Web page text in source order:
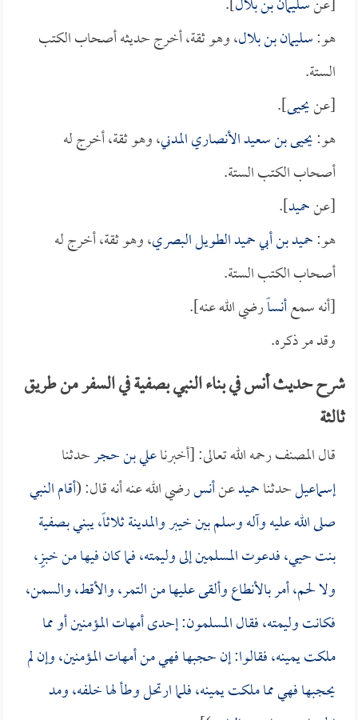
هو:سليمان بن بلال، وهو ثقة، أخرج حديثه أصحاب الكتب
الستة.
[عنيحيى].
هو:يحيى بن سعيد الأنصاري المدني، وهو ثقة، أخرج له
أصحاب الكتب الستة.
[عنحميد].
هو:حميد بن أبي حميد الطويل البصري، وهو ثقة، أخرج له
أصحاب الكتب الستة.
[أنه سمعأنساًرضي الله عنه].
وقد مر ذكره.
شرح حديث أنس في بناء النبي بصفية في السفر من طريق
ثالثة
قال المصنف رحمه الله تعالى: [أخبرناعلي بن حجرحدثنا
إسماعيلحدثناحميدعنأنسرضي الله عنه أنه قال: (أقام النبي
صلى الله عليه وآله وسلم بين خيبر والمدينة ثلاثاً، يبني بـصفية
بنت حيي، فدعوت المسلمين إلى وليمته، فما كان فيها من خبزٍ،
ولا لحم، أمر بالأنطاع وألقى عليها من التمر، والأقط، والسمن،
فكانت وليمته، فقال المسلمون: إحدى أمهات المؤمنين أو مما
ملكت يمينه، فقالوا: إن حجبها فهي من أمهات المؤمنين، وإن لم
يحجبها فهي مما ملكت يمينه، فلما ارتحل وطأ لها خلفه، ومد